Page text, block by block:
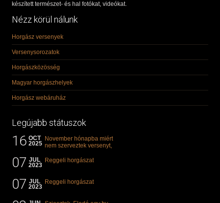
készített természet- és hal fotókat, videókat.
Nézz körül nálunk
Horgász versenyek
Versenysorozatok
Horgászközösség
Magyar horgászhelyek
Horgász webáruház
Legújabb státuszok
16 OCT
2025
November hónapba miért
nem szerveztek versenyt,
"kárászos"...
07 JUL
2023
Reggeli horgászat
07 JUL
2023
Reggeli horgászat